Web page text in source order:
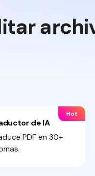
de IA
PDF en 30+
Hot